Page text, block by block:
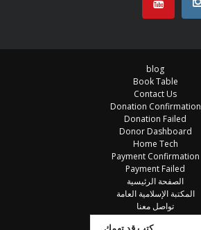
blog
Book Table
Contact Us
Donation Confirmation
Donation Failed
Donor Dashboard
Home Tech
Payment Confirmation
Payment Failed
الصفحة الرئيسية
المكتبة الإسلامية العامة
تواصل معنا
خزانة الكتب